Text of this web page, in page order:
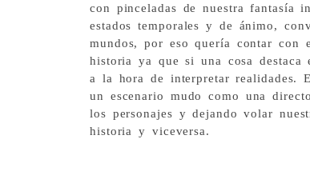
con pinceladas de nuestra fantasía
estados temporales y de ánimo,
mundos, por eso quería contar con
historia ya que si una cosa destaca
a la hora de interpretar realidades.
un escenario mudo como una
los personajes y dejando volar
historia y viceversa.